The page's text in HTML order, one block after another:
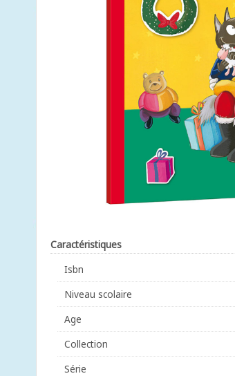
Caractéristiques
Isbn
Niveau scolaire
Age
Collection
Série